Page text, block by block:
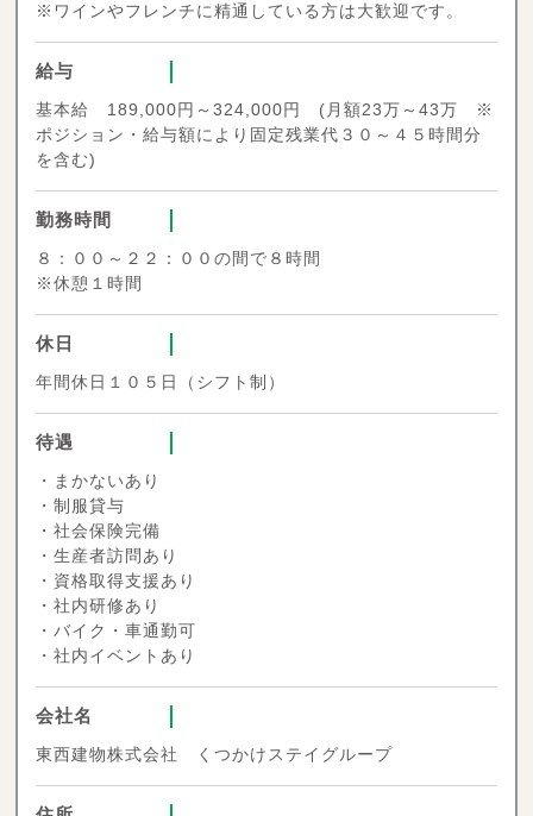
※ワインやフレンチに精通している方は大歓迎です。
給与
基本給 189,000円～324,000円 (月額23万～43万 ※
ポジション・給与額により固定残業代３０～４５時間分
を含む)
勤務時間
８：００～２２：００の間で８時間
※休憩１時間
休日
年間休日１０５日（シフト制）
待遇
・まかないあり
・制服貸与
・社会保険完備
・生産者訪問あり
・資格取得支援あり
・社内研修あり
・バイク・車通勤可
・社内イベントあり
会社名
東西建物株式会社 くつかけステイグループ